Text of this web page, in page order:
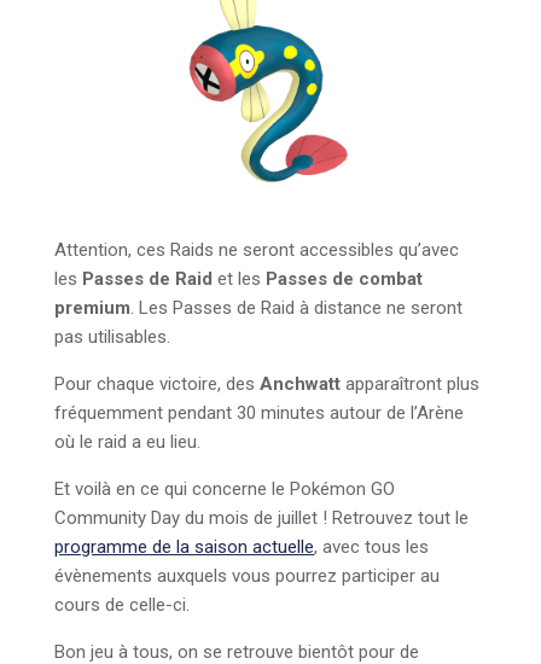
Attention, ces Raids ne seront accessibles qu’avec
les Passes de Raid et les Passes de combat
premium. Les Passes de Raid à distance ne seront
pas utilisables.
Pour chaque victoire, des Anchwatt apparaîtront plus
fréquemment pendant 30 minutes autour de l’Arène
où le raid a eu lieu.
Et voilà en ce qui concerne le Pokémon GO
Community Day du mois de juillet ! Retrouvez tout le
programme de la saison actuelle, avec tous les
évènements auxquels vous pourrez participer au
cours de celle-ci.
Bon jeu à tous, on se retrouve bientôt pour de